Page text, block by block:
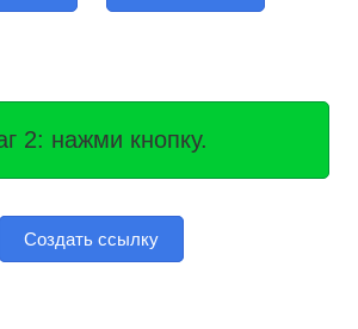
2: нажми кнопку.
Создать ссылку